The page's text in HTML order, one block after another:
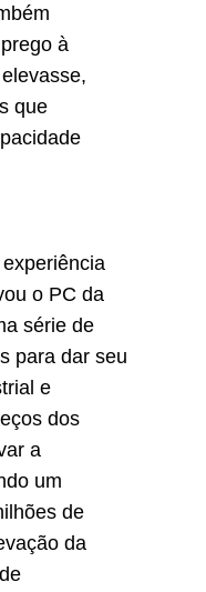
à
que
o PC da
série de
para dar seu
e
dos
a
um
de
da